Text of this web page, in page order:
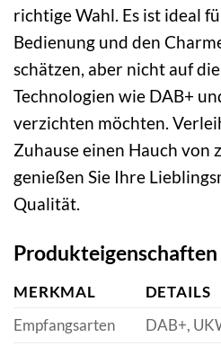
richtige Wahl. Es ist ideal
Bedienung und den
schätzen, aber nicht auf
Technologien wie DAB+
verzichten möchten.
Zuhause einen Hauch von
genießen Sie Ihre
Qualität.
MERKMAL
DETAILS
Empfangsarten
DAB+,